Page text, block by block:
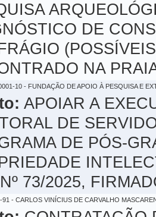
DE
NA
10 - FUNDAÇÃO DE APOIO À PESQUISA E
APOIAR A
DE
DE PÓS-
73/2025,
91 - CARLOS VINÍCIUS DE CARVALHO